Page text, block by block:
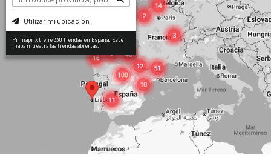
Utilizar mi ubicación
Primaprix tiene 330 tiendas en España. Este
mapa muestra las tiendas abiertas.